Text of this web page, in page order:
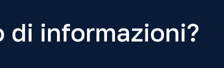
Grado: Baccalaureato
di informazioni?